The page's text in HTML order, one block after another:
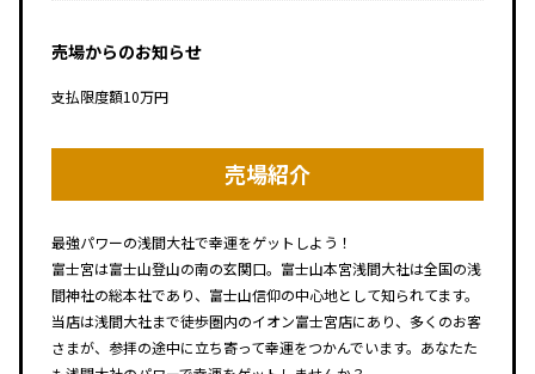
売場からのお知らせ
支払限度額10万円
売場紹介
最強パワーの浅間大社で幸運をゲットしよう！
富士宮は富士山登山の南の玄関口。富士山本宮浅間大社は全国の浅
間神社の総本社であり、富士山信仰の中心地として知られてます。
当店は浅間大社まで徒歩圏内のイオン富士宮店にあり、多くのお客
さまが、参拝の途中に立ち寄って幸運をつかんでいます。あなたた